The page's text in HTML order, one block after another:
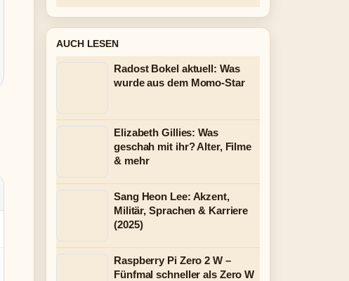
AUCH LESEN
Radost Bokel aktuell: Was
wurde aus dem Momo-Star
Elizabeth Gillies: Was
geschah mit ihr? Alter, Filme
& mehr
Sang Heon Lee: Akzent,
Militär, Sprachen & Karriere
(2025)
Raspberry Pi Zero 2 W –
Fünfmal schneller als Zero W